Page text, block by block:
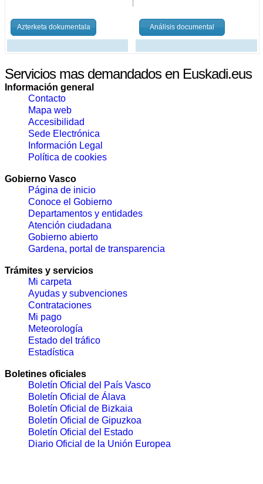
Azterketa dokumentala Análisis documental
Servicios mas demandados en Euskadi.eus
Información general
Contacto
Mapa web
Accesibilidad
Sede Electrónica
Información Legal
Política de cookies
Gobierno Vasco
Página de inicio
Conoce el Gobierno
Departamentos y entidades
Atención ciudadana
Gobierno abierto
Gardena, portal de transparencia
Trámites y servicios
Mi carpeta
Ayudas y subvenciones
Contrataciones
Mi pago
Meteorología
Estado del tráfico
Estadística
Boletines oficiales
Boletín Oficial del País Vasco
Boletín Oficial de Álava
Boletín Oficial de Bizkaia
Boletín Oficial de Gipuzkoa
Boletín Oficial del Estado
Diario Oficial de la Unión Europea